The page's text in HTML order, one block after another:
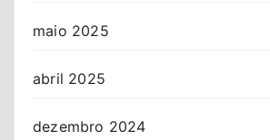
maio 2025
abril 2025
dezembro 2024